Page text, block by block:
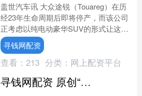
盖世汽车讯 大众途锐（Touareg）在历
经23年生命周期后即将停产，而该公司
正考虑以纯电动豪华SUV的形式让这款
车 “重获新生”。 图片来源：大众汽车 途
锐于....
寻钱网配资
查看： 213 分类： 网上配资平台
寻钱网配资 原创“虎威将军”实为不入流“杂号将军”，赵云因何成为最受欢迎武将